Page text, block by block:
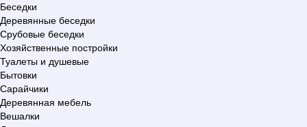
Беседки
Деревянные беседки
Срубовые беседки
Хозяйственные постройки
Туалеты и душевые
Бытовки
Сарайчики
Деревянная мебель
Вешалки